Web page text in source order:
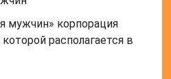
мужчин» корпорация
располагается в